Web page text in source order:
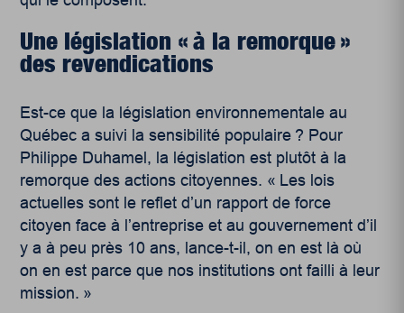
Une législation « à la remorque »
des revendications
Est-ce que la législation environnementale au
Québec a suivi la sensibilité populaire ? Pour
Philippe Duhamel, la législation est plutôt à la
remorque des actions citoyennes. « Les lois
actuelles sont le reflet d’un rapport de force
citoyen face à l’entreprise et au gouvernement d’il
y a à peu près 10 ans, lance-t-il, on en est là où
on en est parce que nos institutions ont failli à leur
mission. »